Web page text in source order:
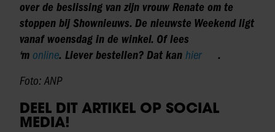
over de beslissing van zijn vrouw Renate om te
stoppen bij Shownieuws. De nieuwste Weekend ligt
vanaf woensdag in de winkel. Of lees
‘m online. Liever bestellen? Dat kan hier
.
Foto: ANP
DEEL DIT ARTIKEL OP SOCIAL
MEDIA!